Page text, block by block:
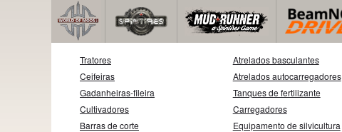
Tratores
Ceifeiras
Gadanheiras-fileira
Cultivadores
Barras de corte
Atrelados basculantes
Atrelados autocarregadores
Tanques de fertilizante
Carregadores
Equipamento de silvicultura